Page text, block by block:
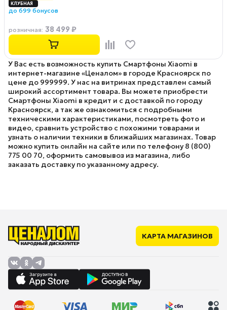
до 699 бонусов
розничная: 38 499 ₽
У Вас есть возможность купить Смартфоны Xiaomi в
интернет-магазине «Ценалом» в городе Красноярск по
цене до 999999. У нас на витринах представлен самый
широкий ассортимент товара. Вы можете приобрести
Смартфоны Xiaomi в кредит и с доставкой по городу
Красноярск, а так же ознакомиться с подробными
техническими характеристиками, посмотреть фото и
видео, сравнить устройство с похожими товарами и
узнать о наличии техники в ближайших магазинах. Товар
можно купить онлайн на сайте или по телефону 8 (800)
775 00 70, оформить самовывоз из магазина, либо
заказать доставку по указанному адресу.
КАРТА МАГАЗИНОВ